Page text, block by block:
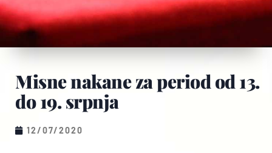
Misne nakane za period od 13.
do 19. srpnja
12/07/2020